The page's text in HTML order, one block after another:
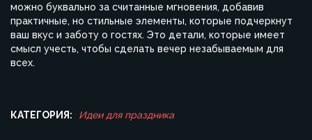
можно буквально за считанные мгновения, добавив
практичные, но стильные элементы, которые подчеркнут
ваш вкус и заботу о гостях. Это детали, которые имеет
смысл учесть, чтобы сделать вечер незабываемым для
всех.
КАТЕГОРИЯ: Идеи для праздника